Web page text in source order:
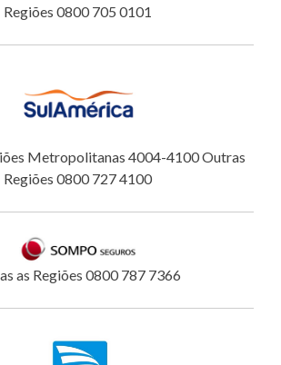
Regiões 0800 705 0101
Metropolitanas 4004-4100 Outras
Regiões 0800 727 4100
as Regiões 0800 787 7366